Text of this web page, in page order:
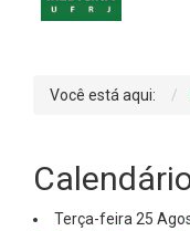
Você está aqui:
Terça-feira 25